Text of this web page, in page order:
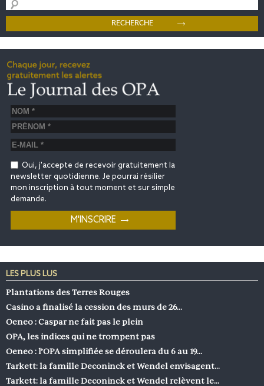
Oui, j'accepte de recevoir gratuitement la
newsletter quotidienne. Je pourrai résilier
mon inscription à tout moment et sur simple
demande.
LES PLUS LUS
Plantations des Terres Rouges
Casino a finalisé la cession des murs de 26…
Oeneo : Caspar ne fait pas le plein
OPA, les indices qui ne trompent pas
Oeneo : l’OPA simplifiée se déroulera du 6 au 19…
Tarkett: la famille Deconinck et Wendel envisagent…
Tarkett: la famille Deconinck et Wendel relèvent le…